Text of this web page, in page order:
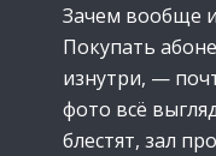
Зачем вообще
Покупать
изнутри, —
фото всё
блестят, зал